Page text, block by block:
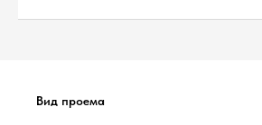
Вид проема